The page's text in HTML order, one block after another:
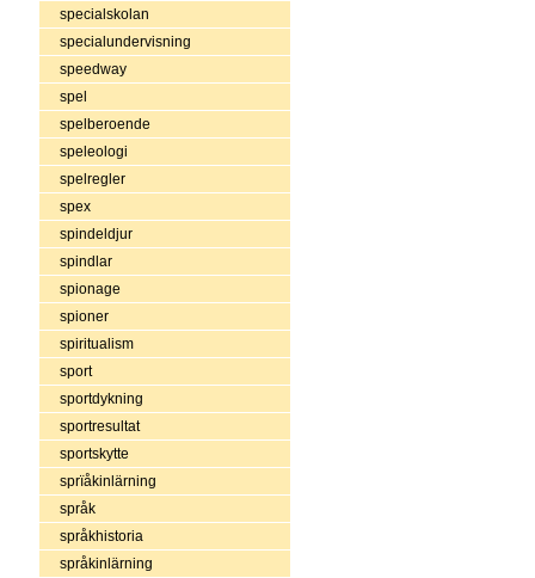
specialskolan
specialundervisning
speedway
spel
spelberoende
speleologi
spelregler
spex
spindeldjur
spindlar
spionage
spioner
spiritualism
sport
sportdykning
sportresultat
sportskytte
sprïåkinlärning
språk
språkhistoria
språkinlärning